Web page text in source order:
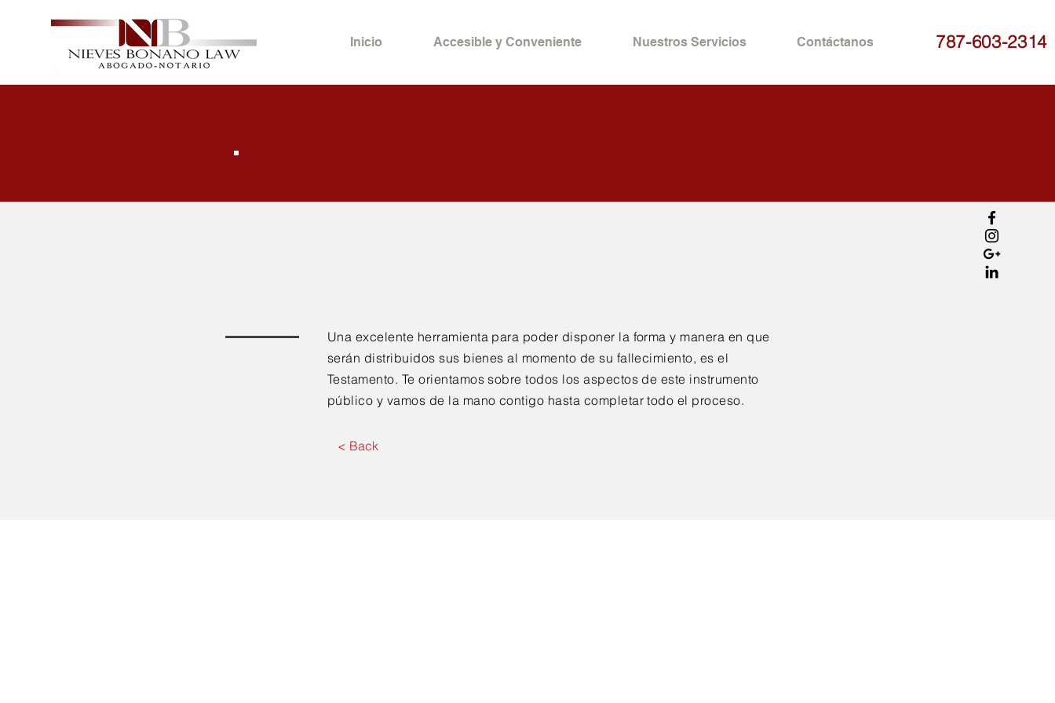
Inicio Accesible y Conveniente Nuestros Servicios Contáctanos 787-603-2314
Testamentos
Una excelente herramienta para poder disponer la forma y manera en que
serán distribuidos sus bienes al momento de su fallecimiento, es el
Testamento. Te orientamos sobre todos los aspectos de este instrumento
público y vamos de la mano contigo hasta completar todo el proceso.
< Back